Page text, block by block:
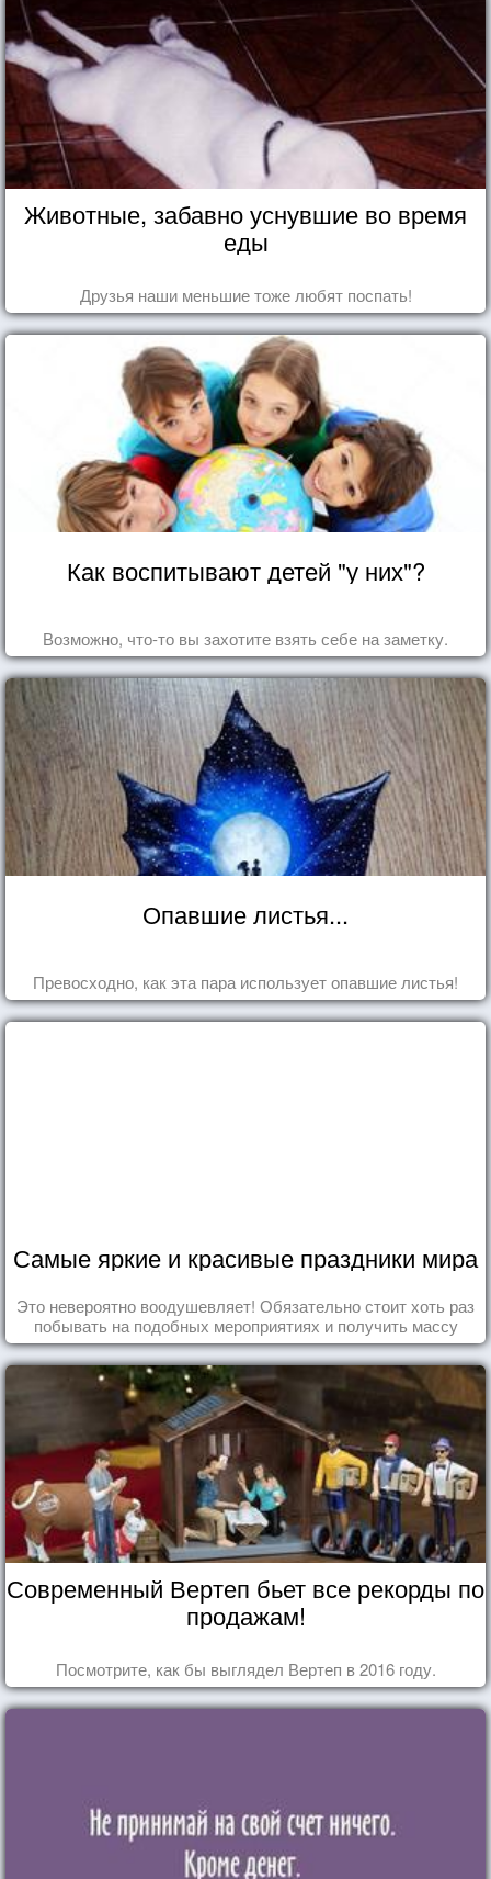
Животные, забавно уснувшие во время
еды
Друзья наши меньшие тоже любят поспать!
Как воспитывают детей "у них"?
Возможно, что-то вы захотите взять себе на заметку.
Опавшие листья...
Превосходно, как эта пара использует опавшие листья!
Самые яркие и красивые праздники мира
Это невероятно воодушевляет! Обязательно стоит хоть раз
побывать на подобных мероприятиях и получить массу
впечатлений!
Современный Вертеп бьет все рекорды по
продажам!
Посмотрите, как бы выглядел Вертеп в 2016 году.